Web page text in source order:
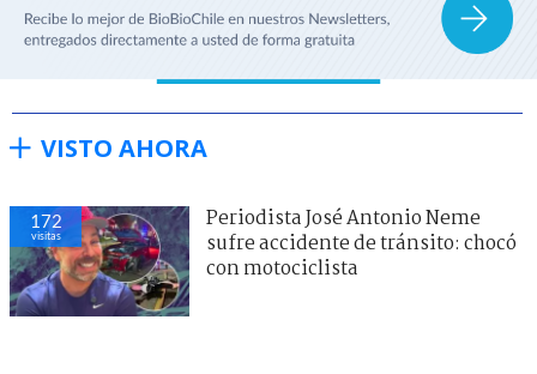
VISTO AHORA
172
visitas
Periodista José Antonio Neme
sufre accidente de tránsito: chocó
con motociclista